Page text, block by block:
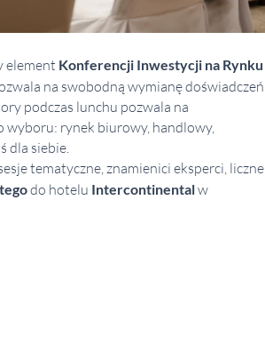
element Konferencji Inwestycji na Rynku
na swobodną wymianę doświadczeń
podczas lunchu pozwala na
wyboru: rynek biurowy, handlowy,
dla siebie.
tematyczne, znamienici eksperci, liczne
do hotelu Intercontinentalw